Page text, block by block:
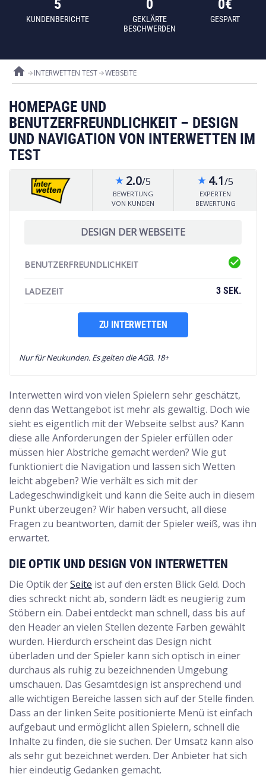
5
KUNDENBERICHTE
0
GEKLÄRTE
BESCHWERDEN
0€
GESPART
home INTERWETTEN TEST WEBSEITE
HOMEPAGE UND
BENUTZERFREUNDLICHKEIT – DESIGN
UND NAVIGATION VON INTERWETTEN IM
TEST
star_rate 2.0/5
BEWERTUNG
VON KUNDEN
star_rate 4.1/5
EXPERTEN
BEWERTUNG
DESIGN DER WEBSEITE
BENUTZERFREUNDLICHKEIT check_circle
LADEZEIT 3 SEK.
ZU INTERWETTEN
Nur für Neukunden. Es gelten die AGB. 18+
Interwetten wird von vielen Spielern sehr geschätzt,
denn das Wettangebot ist mehr als gewaltig. Doch wie
sieht es eigentlich mit der Webseite selbst aus? Kann
diese alle Anforderungen der Spieler erfüllen oder
müssen hier Abstriche gemacht werden? Wie gut
funktioniert die Navigation und lassen sich Wetten
leicht abgeben? Wie verhält es sich mit der
Ladegeschwindigkeit und kann die Seite auch in diesem
Punkt überzeugen? Wir haben versucht, all diese
Fragen zu beantworten, damit der Spieler weiß, was ihn
erwartet.
DIE OPTIK UND DESIGN VON INTERWETTEN
Die Optik derSeite ist auf den ersten Blick Geld. Doch
dies schreckt nicht ab, sondern lädt es neugierig zum
Stöbern ein. Dabei entdeckt man schnell, dass bis auf
den Header an vielen Stellen dezente Farben gewählt
wurden. Hierdurch erscheint das Design nicht
überladen und der Spieler kann sich optisch in einer
durchaus als ruhig zu bezeichnenden Umgebung
umschauen. Das Gesamtdesign ist ansprechend und
alle wichtigen Bereiche lassen sich auf der Stelle finden.
Dass an der linken Seite positionierte Menü ist einfach
aufgebaut und ermöglicht allen Spielern, schnell die
Inhalte zu finden, die sie suchen. Der Umsatz kann also
als sehr gut bezeichnet werden. Der Anbieter hat sich
hier eindeutig Gedanken gemacht.